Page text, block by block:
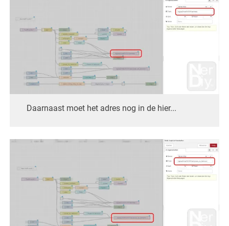
Daarnaast moet het adres nog in de hier...